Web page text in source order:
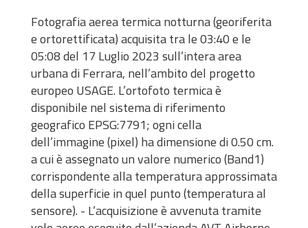
Fotografia aerea termica notturna (georiferita
e ortorettificata) acquisita tra le 03:40 e le
05:08 del 17 Luglio 2023 sull’intera area
urbana di Ferrara, nell’ambito del progetto
europeo USAGE. L’ortofoto termica è
disponibile nel sistema di riferimento
geografico EPSG:7791; ogni cella
dell’immagine (pixel) ha dimensione di 0.50 cm.
a cui è assegnato un valore numerico (Band1)
corrispondente alla temperatura approssimata
della superficie in quel punto (temperatura al
sensore). - L’acquisizione è avvenuta tramite